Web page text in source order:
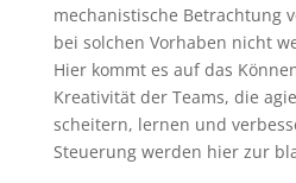
mechanistische Betrachtung
bei solchen Vorhaben nicht
Hier kommt es auf das
Kreativität der Teams, die
scheitern, lernen und
Steuerung werden hier zur